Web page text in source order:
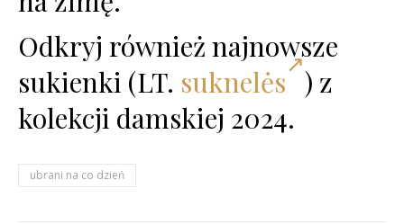
Odkryj również najnowsze
sukienki (LT. suknelės ) z
kolekcji damskiej 2024.
ubrani na co dzień